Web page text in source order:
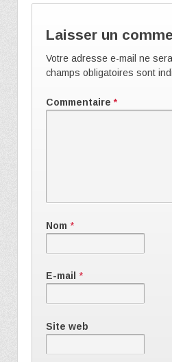
Laisser un
Votre adresse e-mail ne
champs obligatoires sont
Commentaire *
Nom *
E-mail *
Site web